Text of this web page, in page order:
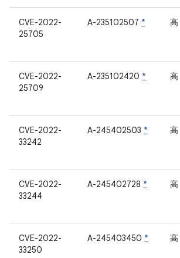
CVE-2022-
25705
A-235102507 * 高
CVE-2022-
25709
A-235102420 * 高
CVE-2022-
33242
A-245402503 * 高
CVE-2022-
33244
A-245402728 * 高
CVE-2022-
33250
A-245403450 * 高